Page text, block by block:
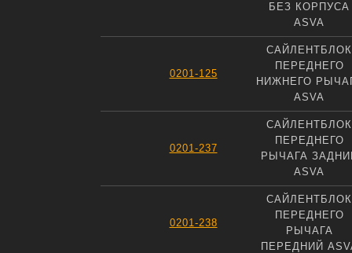
БЕЗ КОРПУСА
ASVA
0201-125
САЙЛЕНТБЛОК
ПЕРЕДНЕГО
НИЖНЕГО
ASVA
0201-237
САЙЛЕНТБЛОК
ПЕРЕДНЕГО
РЫЧАГА
ASVA
0201-238
САЙЛЕНТБЛОК
ПЕРЕДНЕГО
РЫЧАГА
ПЕРЕДНИЙ